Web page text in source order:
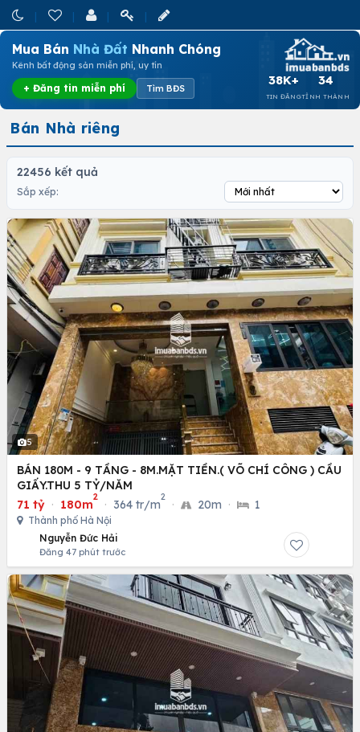
Mua Bán Nhà Đất Nhanh Chóng
Kênh bất động sản miễn phí, uy tín
+ Đăng tin miễn phí Tìm BĐS
38K+
TIN ĐĂNG
34
TỈNH THÀNH
Bán Nhà riêng
22456 kết quả
Sắp xếp:
5
BÁN 180M - 9 TẦNG - 8M.MẶT TIỀN.( VÕ CHÍ CÔNG ) CẦU
GIẤY.THU 5 TỶ/NĂM
71 tỷ · 180m
2
· 364 tr/m
2
· 20m · 1
Thành phố Hà Nội
Nguyễn Đức Hải
Đăng 47 phút trước